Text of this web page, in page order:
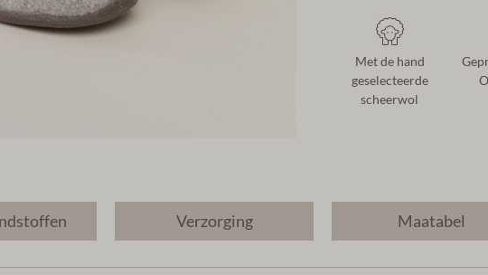
Met de hand
geselecteerde
scheerwol
Verzorging Maatabel